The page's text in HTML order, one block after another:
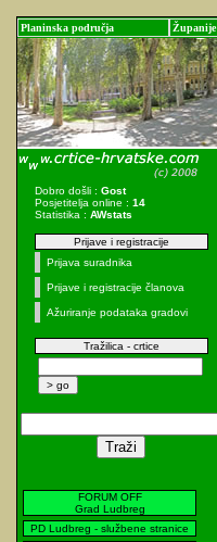
Planinska područja Županije
Dobro došli : Gost
Posjetitelja online : 14
Statistika : AWstats
Prijave i registracije
Prijava suradnika
Prijave i registracije članova
Ažuriranje podataka gradovi
Tražilica - crtice
FORUM OFF
Grad Ludbreg
PD Ludbreg - službene stranice